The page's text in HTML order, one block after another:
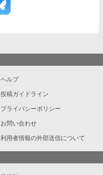
ヘルプ
投稿ガイドライン
プライバシーポリシー
お問い合わせ
利用者情報の外部送信について